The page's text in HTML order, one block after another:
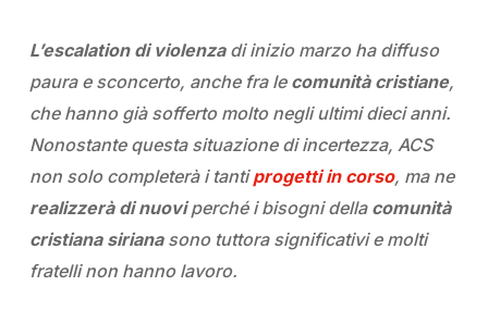
L’escalation di violenzadi inizio marzo ha diffuso
paura e sconcerto, anche fra le comunità cristiane,
che hanno già sofferto molto negli ultimi dieci anni.
Nonostante questa situazione di incertezza, ACS
non solo completerà i tantiprogetti in corso, ma ne
realizzerà di nuoviperché i bisogni della comunità
cristiana sirianasono tuttora significativi e molti
fratelli non hanno lavoro.